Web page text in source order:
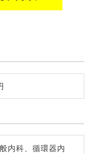
内科、循環器内